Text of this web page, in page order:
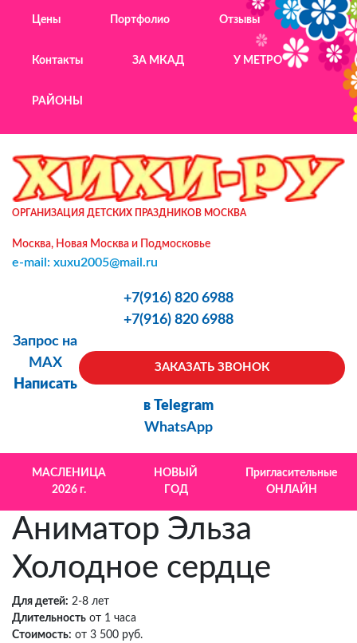
Цены Портфолио Отзывы
Контакты ЗА МКАД У МЕТРО
РАЙОНЫ
ОРГАНИЗАЦИЯ ДЕТСКИХ ПРАЗДНИКОВ МОСКВА
Москва, Новая Москва и Подмосковье
e-mail: xuxu2005@mail.ru
+7(916) 820 6988
+7(916) 820 6988
ЗАКАЗАТЬ ЗВОНОК
Запрос на
MAX
Написать
в Telegram
WhatsApp
МАСЛЕНИЦА
2026 г.
НОВЫЙ
ГОД
Пригласительные
ОНЛАЙН
Аниматор Эльза
Холодное сердце
Для детей: 2-8 лет
Длительность от 1 часа
Стоимость: от 3 500 руб.